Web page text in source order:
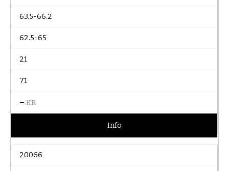
63.5-66.2
62.5-65
21
71
– KR
Info
20066